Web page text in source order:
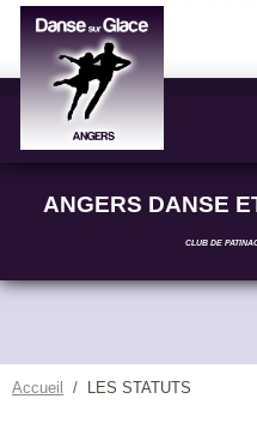
ANGERS DANSE
CLUB DE
Accueil LES STATUTS
Panneau de gestion des